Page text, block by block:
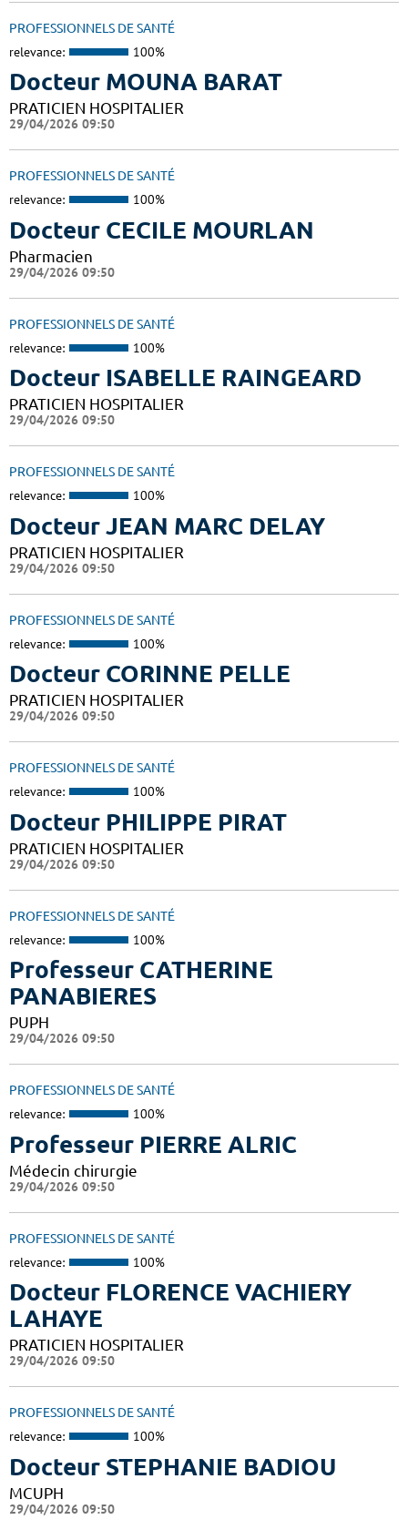
PROFESSIONNELS DE SANTÉ
relevance: 100%
Docteur MOUNA BARAT
PRATICIEN HOSPITALIER
29/04/2026 09:50
PROFESSIONNELS DE SANTÉ
relevance: 100%
Docteur CECILE MOURLAN
Pharmacien
29/04/2026 09:50
PROFESSIONNELS DE SANTÉ
relevance: 100%
Docteur ISABELLE RAINGEARD
PRATICIEN HOSPITALIER
29/04/2026 09:50
PROFESSIONNELS DE SANTÉ
relevance: 100%
Docteur JEAN MARC DELAY
PRATICIEN HOSPITALIER
29/04/2026 09:50
PROFESSIONNELS DE SANTÉ
relevance: 100%
Docteur CORINNE PELLE
PRATICIEN HOSPITALIER
29/04/2026 09:50
PROFESSIONNELS DE SANTÉ
relevance: 100%
Docteur PHILIPPE PIRAT
PRATICIEN HOSPITALIER
29/04/2026 09:50
PROFESSIONNELS DE SANTÉ
relevance: 100%
Professeur CATHERINE
PANABIERES
PUPH
29/04/2026 09:50
PROFESSIONNELS DE SANTÉ
relevance: 100%
Professeur PIERRE ALRIC
Médecin chirurgie
29/04/2026 09:50
PROFESSIONNELS DE SANTÉ
relevance: 100%
Docteur FLORENCE VACHIERY
LAHAYE
PRATICIEN HOSPITALIER
29/04/2026 09:50
PROFESSIONNELS DE SANTÉ
relevance: 100%
Docteur STEPHANIE BADIOU
MCUPH
29/04/2026 09:50